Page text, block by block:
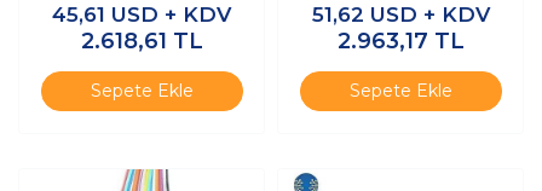
Devresi
45,61 USD + KDV
2.618,61 TL
Sepete Ekle
51,62 USD + KDV
2.963,17 TL
Sepete Ekle